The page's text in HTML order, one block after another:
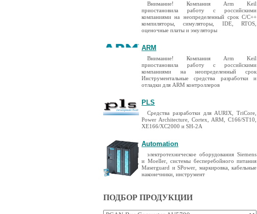
Внимание! Компания Arm Keil
приостановила работу с российскими
компаниями на неопределенный срок C/C++
компиляторы, симуляторы, IDE, RTOS,
оценочные платы и эмуляторы
ARM
Внимание! Компания Arm Keil
приостановила работу с российскими
компаниями на неопределенный срок
Инструментальные средства разработки и
отладки для ARM контроллеров
PLS
Средства разработки для AURIX, TriCore,
Power Architecture, Cortex, ARM, C166/ST10,
XE166/XC2000 и SH-2A
Automation
электротехническое оборудования Siemens
и Moeller, системы бесперебойного питания
Maserguard и SPower, маркировка, кабельные
наконечники, инструмент
ПОДБОР ПРОДУКЦИИ